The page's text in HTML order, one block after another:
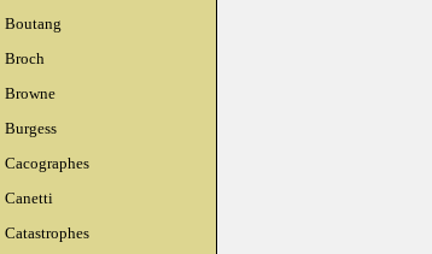
Boutang
Broch
Browne
Burgess
Cacographes
Canetti
Catastrophes